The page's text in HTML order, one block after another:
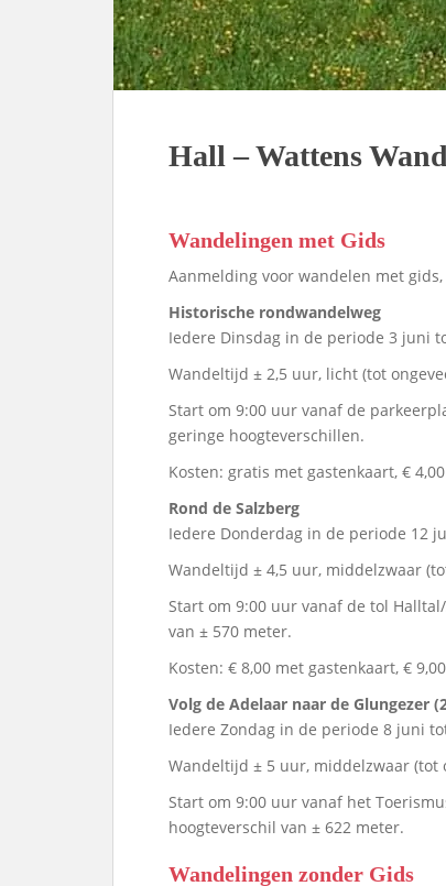
Hall – Wattens
Wandelingen met Gids
Aanmelding voor wandelen met
Historische rondwandelweg
Iedere Dinsdag in de periode 3 juni
Wandeltijd ± 2,5 uur, licht (tot
Start om 9:00 uur vanaf de
geringe hoogteverschillen.
Kosten: gratis met gastenkaart, €
Rond de Salzberg
Iedere Donderdag in de periode 12
Wandeltijd ± 4,5 uur, middelzwaar
Start om 9:00 uur vanaf de tol
van ± 570 meter.
Kosten: € 8,00 met gastenkaart, €
Volg de Adelaar naar de Glungezer
Iedere Zondag in de periode 8 juni
Wandeltijd ± 5 uur, middelzwaar (tot
Start om 9:00 uur vanaf het
hoogteverschil van ± 622 meter.
Wandelingen zonder Gids